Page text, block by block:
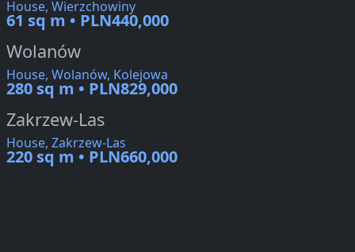
House, Wierzchowiny
61 sq m • PLN440,000
Wolanów
House, Wolanów, Kolejowa
280 sq m • PLN829,000
Zakrzew-Las
House, Zakrzew-Las
220 sq m • PLN660,000